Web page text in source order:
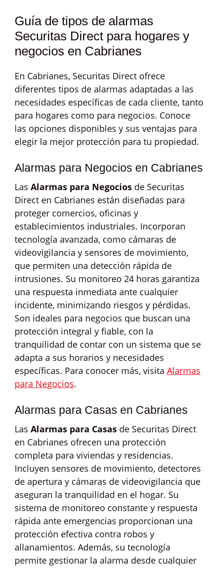
Guía de tipos de alarmas
Securitas Direct para hogares y
negocios en Cabrianes
En Cabrianes, Securitas Direct ofrece
diferentes tipos de alarmas adaptadas a las
necesidades específicas de cada cliente, tanto
para hogares como para negocios. Conoce
las opciones disponibles y sus ventajas para
elegir la mejor protección para tu propiedad.
Alarmas para Negocios en Cabrianes
Las Alarmas para Negocios de Securitas
Direct en Cabrianes están diseñadas para
proteger comercios, oficinas y
establecimientos industriales. Incorporan
tecnología avanzada, como cámaras de
videovigilancia y sensores de movimiento,
que permiten una detección rápida de
intrusiones. Su monitoreo 24 horas garantiza
una respuesta inmediata ante cualquier
incidente, minimizando riesgos y pérdidas.
Son ideales para negocios que buscan una
protección integral y fiable, con la
tranquilidad de contar con un sistema que se
adapta a sus horarios y necesidades
específicas. Para conocer más, visita Alarmas
para Negocios.
Alarmas para Casas en Cabrianes
Las Alarmas para Casas de Securitas Direct
en Cabrianes ofrecen una protección
completa para viviendas y residencias.
Incluyen sensores de movimiento, detectores
de apertura y cámaras de videovigilancia que
aseguran la tranquilidad en el hogar. Su
sistema de monitoreo constante y respuesta
rápida ante emergencias proporcionan una
protección efectiva contra robos y
allanamientos. Además, su tecnología
permite gestionar la alarma desde cualquier